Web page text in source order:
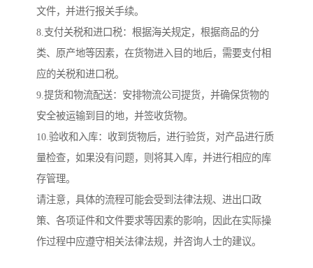
文件，并进行报关手续。
8.支付关税和进口税：根据海关规定，根据商品的分
类、原产地等因素，在货物进入目的地后，需要支付相
应的关税和进口税。
9.提货和物流配送：安排物流公司提货，并确保货物的
安全被运输到目的地，并签收货物。
10.验收和入库：收到货物后，进行验货，对产品进行质
量检查，如果没有问题，则将其入库，并进行相应的库
存管理。
请注意，具体的流程可能会受到法律法规、进出口政
策、各项证件和文件要求等因素的影响，因此在实际操
作过程中应遵守相关法律法规，并咨询人士的建议。